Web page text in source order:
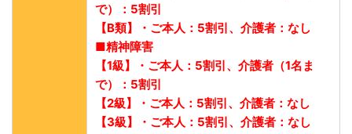
で）：5割引
【B類】・ご本人：5割引、介護者：なし
■精神障害
【1級】・ご本人：5割引、介護者（1名ま
で）：5割引
【2級】・ご本人：5割引、介護者：なし
【3級】・ご本人：5割引、介護者：なし